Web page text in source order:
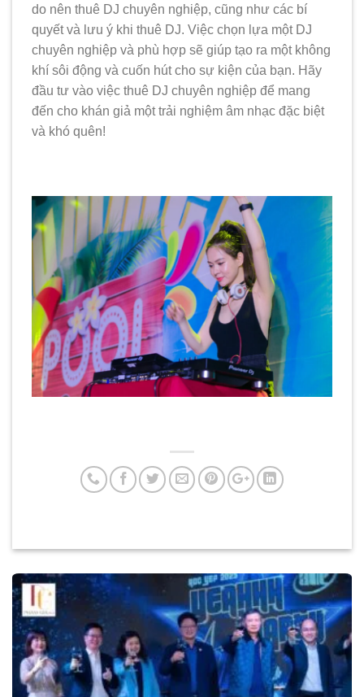
do nên thuê DJ chuyên nghiệp, cũng như các bí
quyết và lưu ý khi thuê DJ. Việc chọn lựa một DJ
chuyên nghiệp và phù hợp sẽ giúp tạo ra một không
khí sôi động và cuốn hút cho sự kiện của bạn. Hãy
đầu tư vào việc thuê DJ chuyên nghiệp để mang
đến cho khán giả một trải nghiệm âm nhạc đặc biệt
và khó quên!